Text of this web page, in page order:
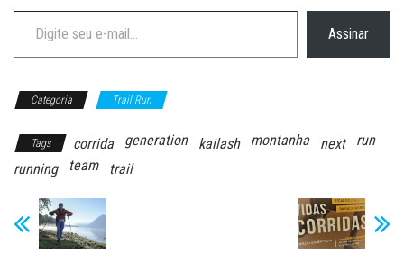
Digite seu e-mail…
Assinar
Categoria Trail Run
Tags corrida generation kailash montanha next
run
running
team trail